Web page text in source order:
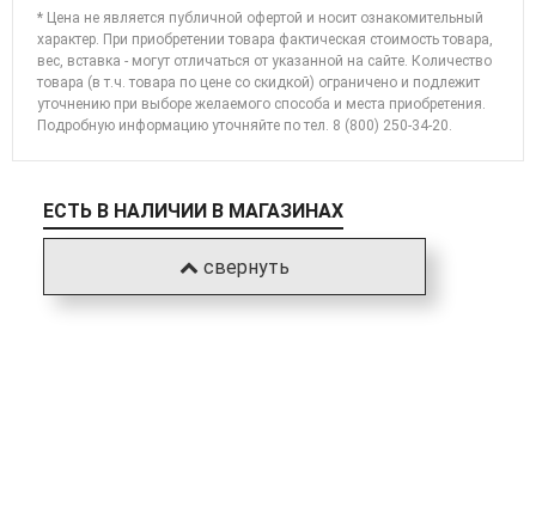
* Цена не является публичной офертой и носит ознакомительный
характер. При приобретении товара фактическая стоимость товара,
вес, вставка - могут отличаться от указанной на сайте. Количество
товара (в т.ч. товара по цене со скидкой) ограничено и подлежит
уточнению при выборе желаемого способа и места приобретения.
Подробную информацию уточняйте потел. 8 (800) 250-34-20
ЕСТЬ В НАЛИЧИИ В МАГАЗИНАХ
свернуть